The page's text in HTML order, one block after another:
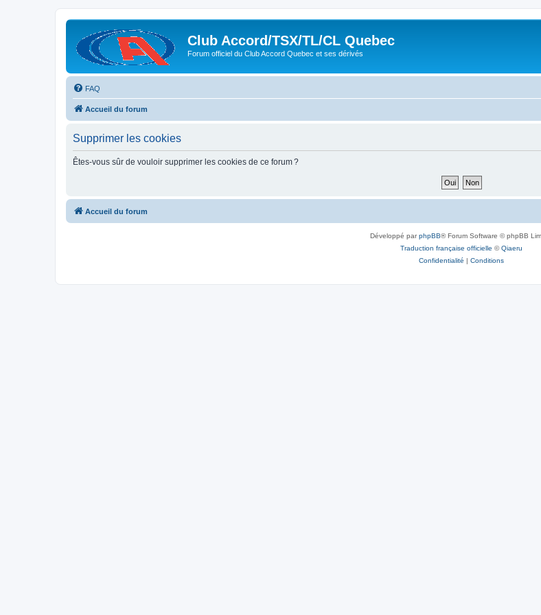
Club Accord/TSX/TL/CL Quebec
Forum officiel du Club Accord Quebec et ses dérivés
FAQ
Accueil du forum
Supprimer les cookies
Êtes-vous sûr de vouloir supprimer les cookies de ce forum ?
Accueil du forum
Développé parphpBB® Forum Software © phpBB
Traduction française officielle ©Qiaeru
Confidentialité | Conditions